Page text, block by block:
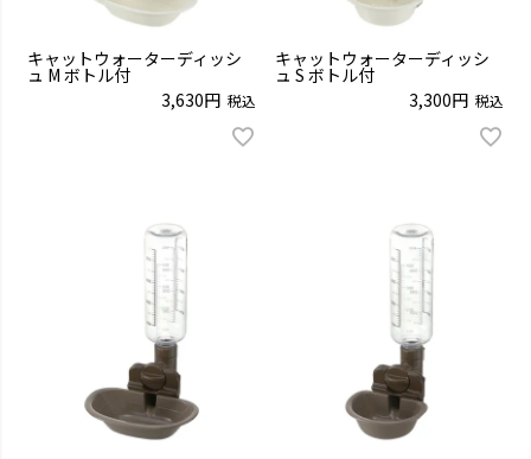
キャットウォーターディッシ
ュ M ボトル付
3,630
税込
キャットウォーターディッシ
ュ S ボトル付
3,300
税込